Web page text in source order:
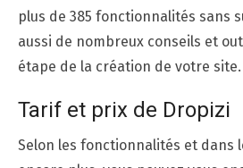
plus de 385 fonctionnalités sans
aussi de nombreux conseils et
étape de la création de votre site.
Tarif et prix de Dropizi
Selon les fonctionnalités et dans